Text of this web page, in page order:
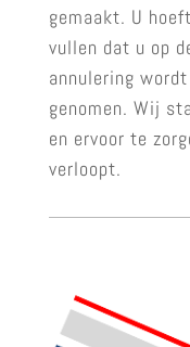
gemaakt. U
vullen dat u op
annulering
genomen. Wij
en ervoor te
verloopt.